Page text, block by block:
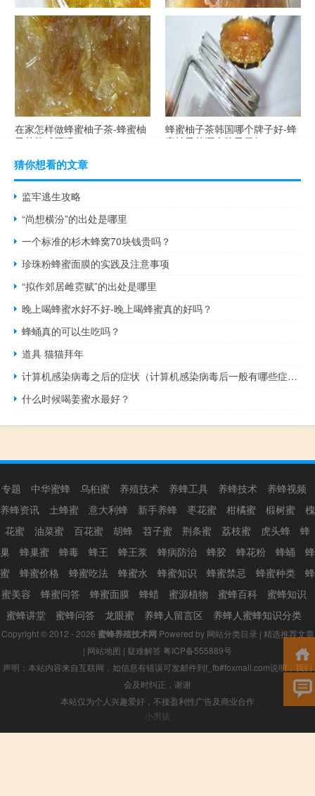
自制蜂蜜柚子茶-蜂蜜柚子茶最
容易做什么？
在家怎样做蜂蜜柚子茶-蜂蜜柚
子茶可以解酒吗？
在家怎样做蜂蜜柚子茶-蜂蜜柚
子茶能减肥吗？
蜂蜜柚子茶韩国哪个牌子好-蜂
蜜柚子茶哪个牌子最好？
猜你想看的文章
监牢逃生攻略
“尚想横汾”的出处是哪里
一个标准的杉木蜂窝70块钱贵吗？
珍珠粉蜂蜜面膜的实践及注意事项
“拟作郊居雌霓赋”的出处是哪里
晚上喝蜂蜜水好不好-晚上喝蜂蜜真的好吗？
蜂蛹真的可以生吃吗？
道具 猫猫拜年
计算机感染病毒之后的症状（计算机感染病毒后一般有哪些症状）
什么时候喝姜蜜水最好？
专题 中华蜜蜂 乌桕蜜 养殖技术 养蜂工具 养蜂技术
养蜂视频
养蜂资讯
土蜂蜜 意大利蜂 新手养蜂 枣花蜜 柑橘蜜 椴树蜜
槐
花蜜
油菜蜜 百花蜜 胡蜂 苕子蜜 荆条蜜 荔枝蜜 虎头蜂
蜂
巢
蜂巢蜜 蜂毒 蜂王 蜂王浆 蜂病防治 蜂胶 蜂花粉 蜂蛹
蜂
蜜
蜂蜜价格 蜂蜜吃法 蜂蜜水 蜂蜜知识 蜂蜜禁忌 蜂蜜种类
蜂
蜜美容
蜂蜜问答 蜂蜜面膜 蜂蜡 蜜源植物 蜜蜂百科
蜜蜂知识
蜜蜂讲堂
蜜蜂问答 龙眼蜜 养蜂人留言区 养蜂人蜜蜂知识分类
Copyright © 2012 - 2026 蜜蜂养殖技术网 Powered by 网站分类目录 | 精选推荐文章
| 网站地图 | 疑难解答 粤ICP备555889号
声明：本站内容来自互联网，如信息有错误可发邮件到f_fb#foxmail.com说明，我们
会及时纠正，谢谢
本站仅为个人兴趣爱好，不接盈利性广告及商业合作
小男孩